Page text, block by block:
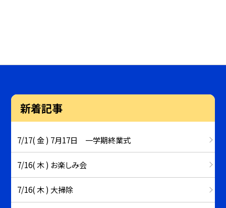
新着記事
7/17( 金 ) 7月17日 一学期終業式
7/16( 木 ) お楽しみ会
7/16( 木 ) 大掃除